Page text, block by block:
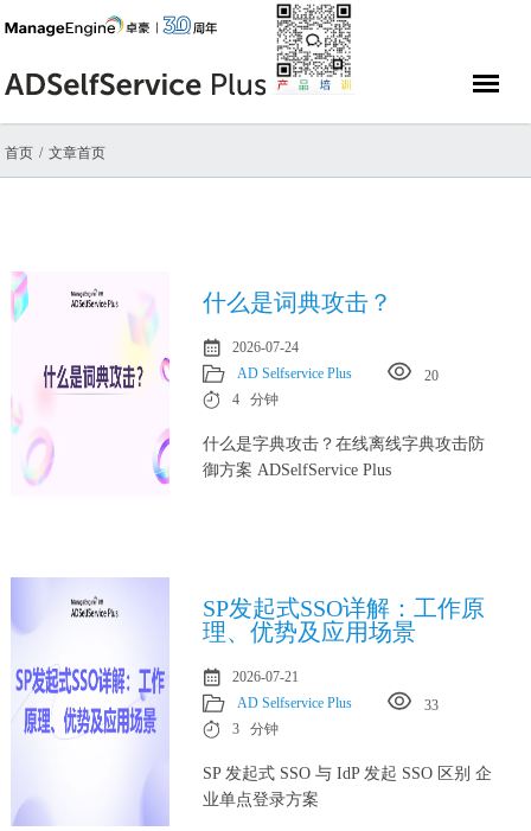
首页 文章首页
什么是词典攻击？
2026-07-24
AD Selfservice Plus
20
4 分钟
什么是字典攻击？在线离线字典攻击防
御方案 ADSelfService Plus
SP发起式SSO详解：工作原
理、优势及应用场景
2026-07-21
AD Selfservice Plus
33
3 分钟
SP 发起式 SSO 与 IdP 发起 SSO 区别 企
业单点登录方案